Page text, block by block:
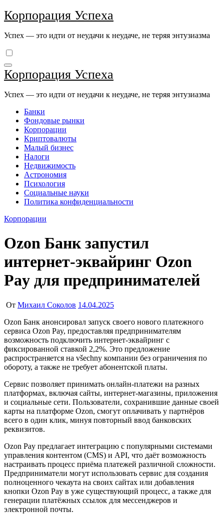
Перейти
к
Корпорация Успеха
Успех — это идти от неудачи к неудаче, не теряя энтузиазма
Корпорация Успеха
Успех — это идти от неудачи к неудаче, не теряя энтузиазма
Банки
Фондовые рынки
Корпорации
Криптовалюты
Малый бизнес
Налоги
Недвижимость
Астрономия
Психология
Социальные науки
Политика конфиденциальности
Корпорации
Ozon Банк запустил
интернет-эквайринг Ozon
Pay для предпринимателей
От Михаил Соколов 14.04.2025
Ozon Банк анонсировал запуск своего нового платежного
сервиса Ozon Pay, предоставляя предпринимателям
возможность подключить интернет-эквайринг с
фиксированной ставкой 2,2%. Это предложение
распространяется на všechny компании без ограничения по
обороту, а также не требует абонентской платы.
Сервис позволяет принимать онлайн-платежи на разных
платформах, включая сайты, интернет-магазины, приложения
и социальные сети. Пользователи, сохранившие данные своей
карты на платформе Ozon, смогут оплачивать у партнёров
всего в один клик, минуя повторный ввод банковских
реквизитов.
Ozon Pay предлагает интеграцию с популярными системами
управления контентом (CMS) и API, что даёт возможность
настраивать процесс приёма платежей различной сложности.
Предприниматели могут использовать сервис для создания
полноценного чекаута на своих сайтах или добавления
кнопки Ozon Pay в уже существующий процесс, а также для
генерации платёжных ссылок для мессенджеров и
электронной почты.